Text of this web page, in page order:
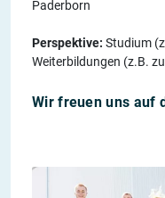
Paderborn
Perspektive: Studium
Weiterbildungen (z.B.
Wir freuen uns auf